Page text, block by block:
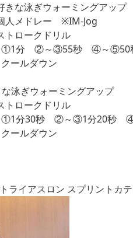
な泳ぎウォーミングアップ
メドレー ※IM-Jog
ロークドリル
分 ②～③55秒 ④～⑤50
ルダウン
泳ぎウォーミングアップ
ロークドリル
分30秒 ②～③1分20秒 ④
ルダウン
イアスロン スプリントカ